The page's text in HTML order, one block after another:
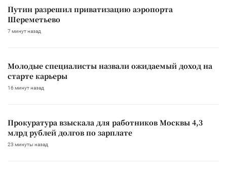
Путин разрешил приватизацию аэропорта
Шереметьево
7 минут назад
Молодые специалисты назвали ожидаемый доход на
старте карьеры
16 минут назад
Прокуратура взыскала для работников Москвы 4,3
млрд рублей долгов по зарплате
23 минуты назад